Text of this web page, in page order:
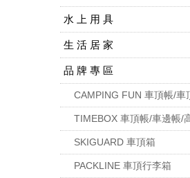
水 上 用 具
生 活 居 家
品 牌 專 區
CAMPING FUN 車頂帳/車
TIMEBOX 車頂帳/車邊帳/
SKIGUARD 車頂箱
PACKLINE 車頂行李箱